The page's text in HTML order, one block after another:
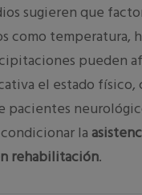
sugieren que
como temperatura,
pueden
el estado
pacientes
la
rehabilitación.